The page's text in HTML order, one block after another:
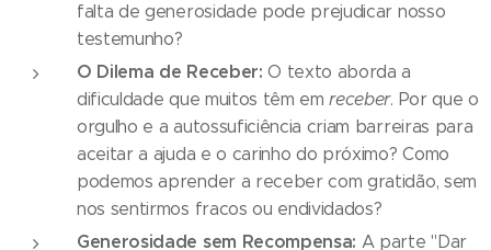
falta de generosidade pode prejudicar nosso
testemunho?
O Dilema de Receber: O texto aborda a
dificuldade que muitos têm emreceber. Por que o
orgulho e a autossuficiência criam barreiras para
aceitar a ajuda e o carinho do próximo? Como
podemos aprender a receber com gratidão, sem
nos sentirmos fracos ou endividados?
Generosidade sem Recompensa: A parte "Dar